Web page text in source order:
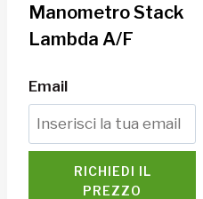
Manometro Stack
Lambda A/F
Email
RICHIEDI IL
PREZZO